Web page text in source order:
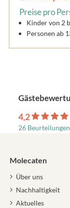
Preise pro
Kinder von 2
Personen ab
4,2
26 Beurteilungen
Molecaten
Über uns
Nachhaltigkeit
Aktuelles